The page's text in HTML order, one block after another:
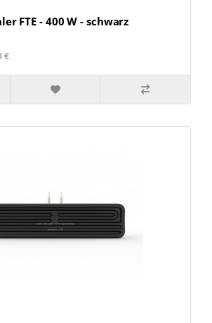
FTE - 400 W - schwarz
€